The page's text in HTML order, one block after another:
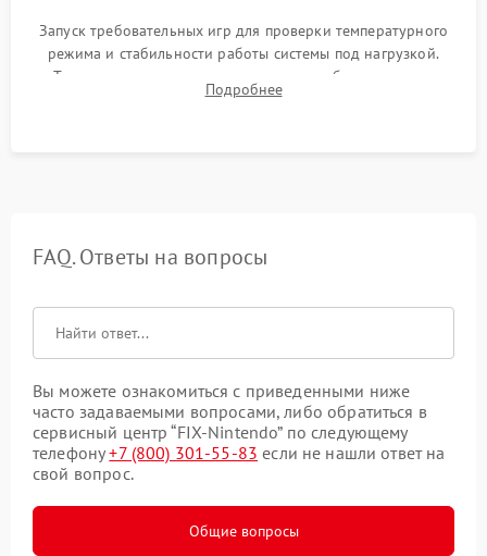
Запуск требовательных игр для проверки температурного
режима и стабильности работы системы под нагрузкой.
Тестирование привода, синхронизации беспроводных
геймпадов, выхода в сеть и выдачи изображения без
Подробнее
FAQ. Ответы на вопросы
Вы можете ознакомиться с приведенными ниже
часто задаваемыми вопросами, либо обратиться в
сервисный центр “FIX-Nintendo” по следующему
телефону+7 (800) 301-55-83 если не нашли ответ на
свой вопрос.
Общие вопросы